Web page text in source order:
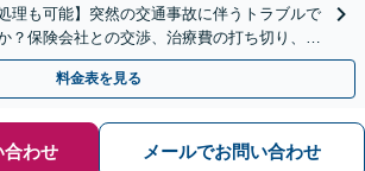
理も可能】突然の交通事故に伴うトラブルで
？保険会社との交渉、治療費の打ち切り、後
広くサポートいたします。
料金表を見る
合わせ メールでお問い合わせ